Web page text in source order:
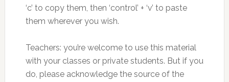
‘c’ to copy them, then ‘control’ + ‘v’ to paste
them wherever you wish.
Teachers: you’re welcome to use this material
with your classes or private students. But if you
do, please acknowledge the source of the